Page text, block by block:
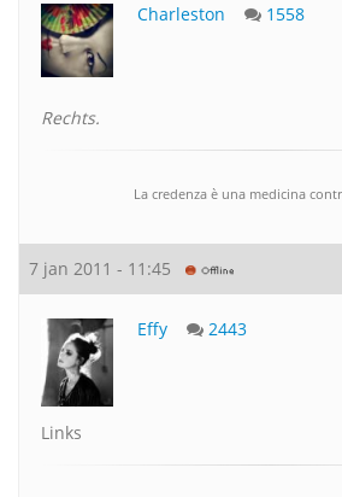
Charleston 1558
Rechts.
La credenza è una medicina
7 jan 2011 - 11:45
Effy 2443
Links